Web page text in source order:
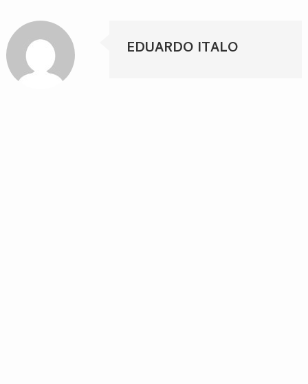
EDUARDO ITALO